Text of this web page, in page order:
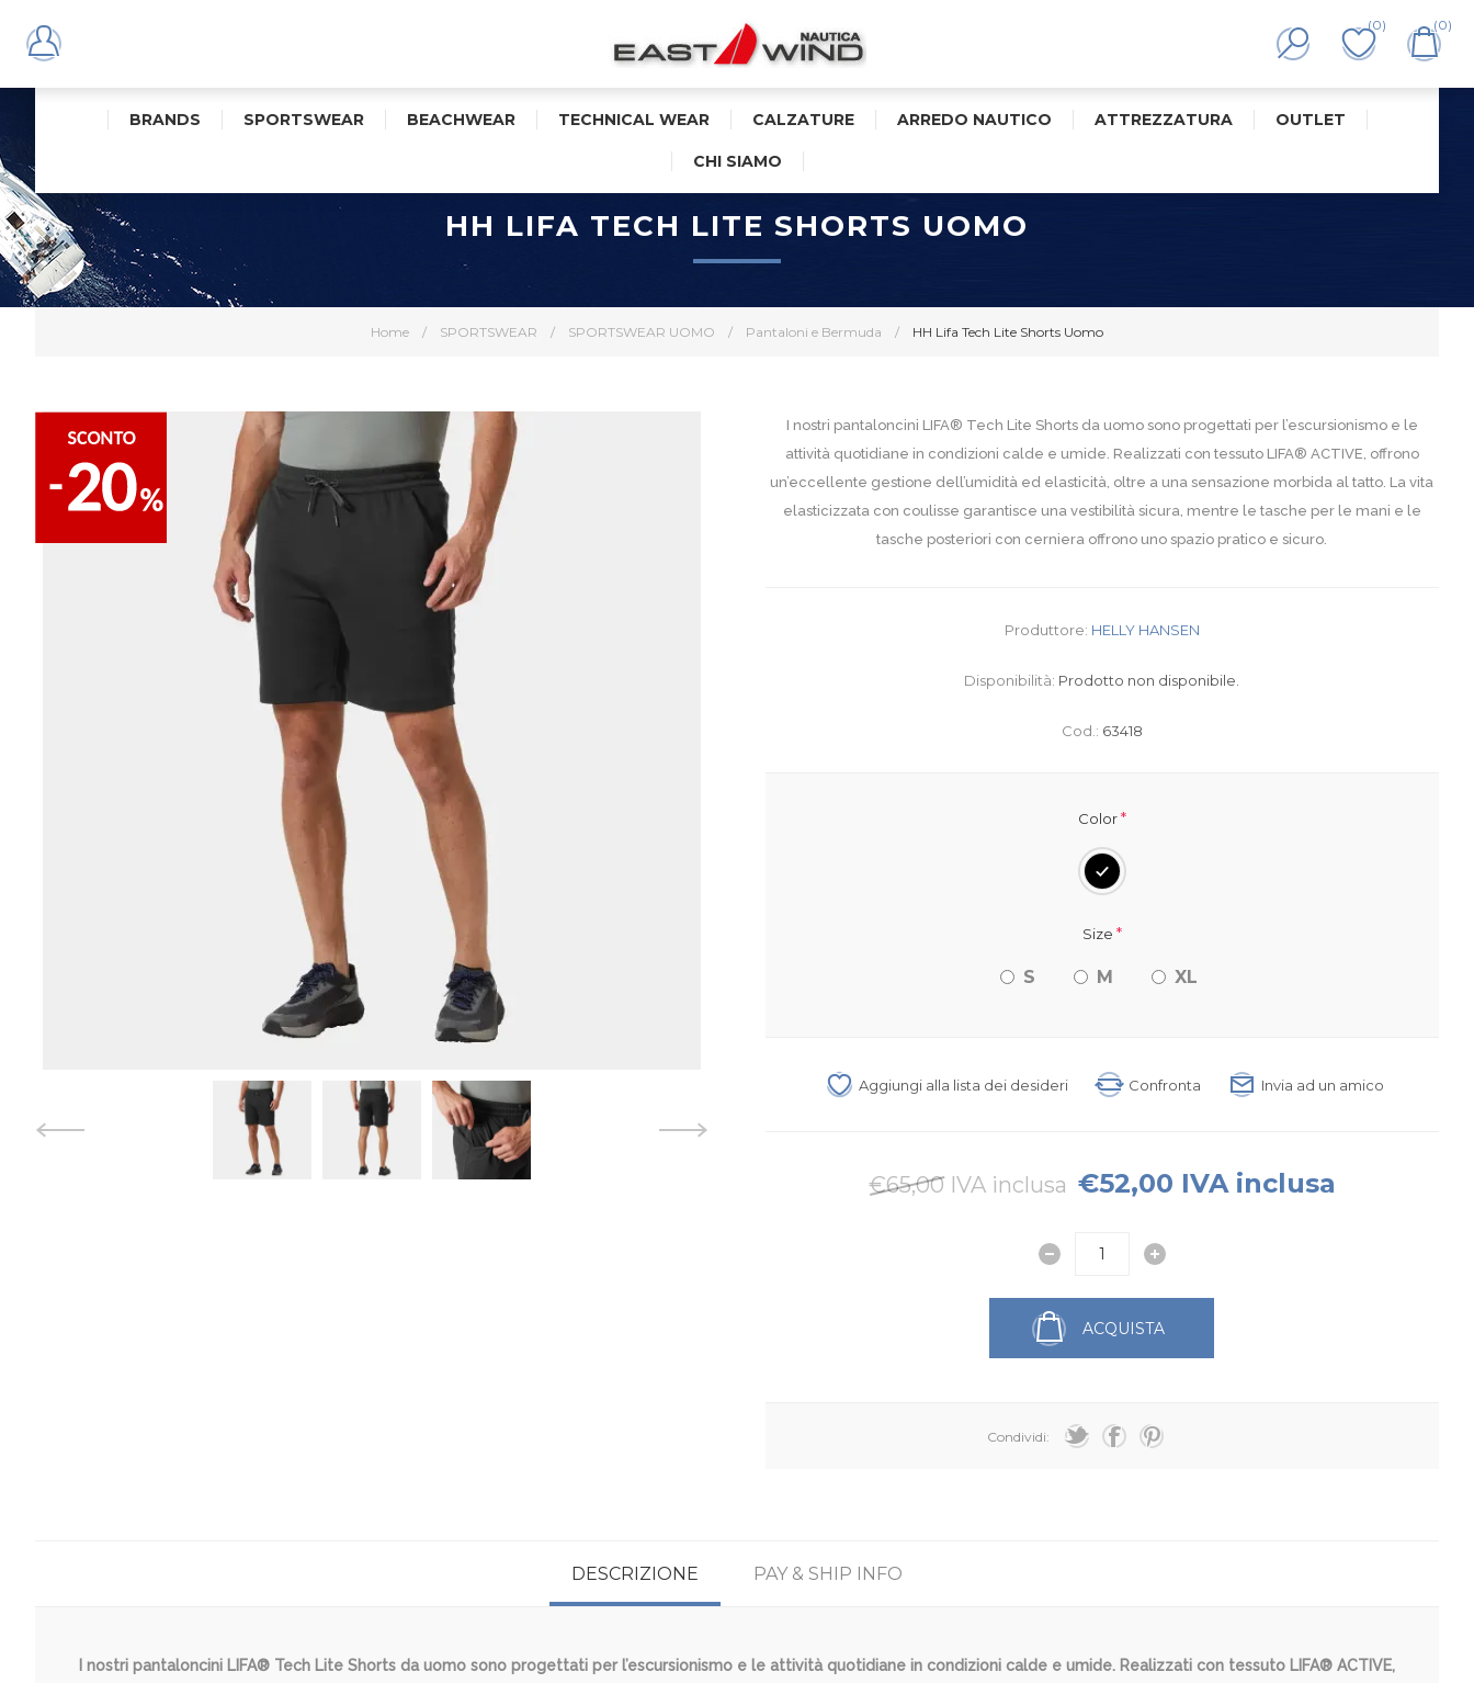
(0) (0)
BRANDS SPORTSWEAR BEACHWEAR TECHNICAL WEAR CALZATURE ARREDO NAUTICO ATTREZZATURA OUTLET
CHI SIAMO
Home / SPORTSWEAR / SPORTSWEAR UOMO / Pantaloni e Bermuda / HH Lifa Tech Lite Shorts Uomo
HH LIFA TECH LITE SHORTS UOMO
I nostri pantaloncini LIFA® Tech Lite Shorts da uomo sono progettati per l’escursionismo e le
attività quotidiane in condizioni calde e umide. Realizzati con tessuto LIFA® ACTIVE, offrono
un’eccellente gestione dell’umidità ed elasticità, oltre a una sensazione morbida al tatto. La vita
elasticizzata con coulisse garantisce una vestibilità sicura, mentre le tasche per le mani e le
tasche posteriori con cerniera offrono uno spazio pratico e sicuro.
Produttore: HELLY HANSEN
Disponibilità: Prodotto non disponibile.
Cod.: 63418
Color*
Size *
S M XL
Aggiungi alla lista dei desideri Confronta Invia ad un amico
€65,00 IVA inclusa €52,00 IVA inclusa
ACQUISTA
Condividi:
DESCRIZIONE PAY & SHIP INFO
I nostri pantaloncini LIFA® Tech Lite Shorts da uomo sono progettati per l’escursionismo e le attività quotidiane in condizioni calde e umide. Realizzati con tessuto LIFA® ACTIVE,